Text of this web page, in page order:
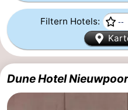
-
Holiday
Suites
Nieuwpoort
-
Holiday
Suites
Campingplätze
Ferienhäuser
Filtern Hotels:
Dune Hotel